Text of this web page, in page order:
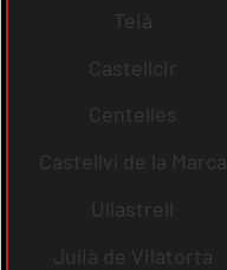
Teià
Castellcir
Centelles
Castellví de la Marca
Ullastrell
Julià de Vilatorta